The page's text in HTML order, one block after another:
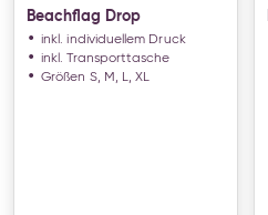
Beachflag Drop
inkl. individuellem Druck
inkl. Transporttasche
Größen S, M, L, XL